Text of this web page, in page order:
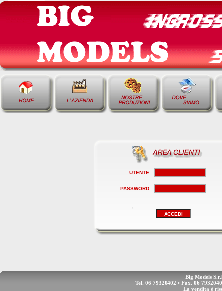
UTENTE :
PASSWORD :
Big Models
Tel. 06 79320402 • Fax. 06
La vendita è